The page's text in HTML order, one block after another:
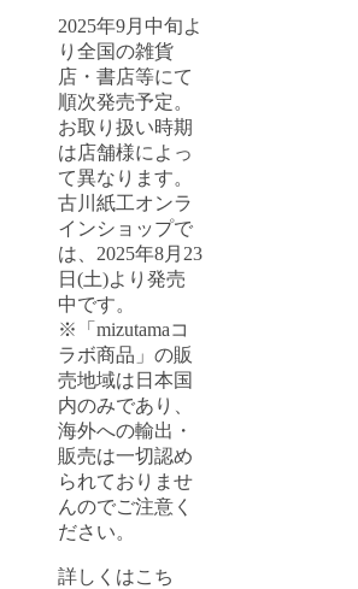
2025年9月中旬よ
り全国の雑貨
店・書店等にて
順次発売予定。
お取り扱い時期
は店舗様によっ
て異なります。
古川紙工オンラ
インショップで
は、2025年8月23
日(土)より発売
中です。
※「mizutamaコ
ラボ商品」の販
売地域は日本国
内のみであり、
海外への輸出・
販売は一切認め
られておりませ
んのでご注意く
ださい。
詳しくはこち